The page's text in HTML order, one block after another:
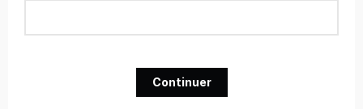
Continuer